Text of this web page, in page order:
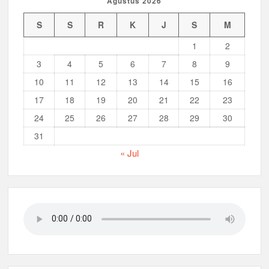
Musran X Kwarran Jabon Jadi Titik Awal Kebangkitan
Pramuka yang Lebih Inovatif dan Progresif
Peringanti Momentum Hardiknas, Kwarran Sedati Gelar Rapat
S S R K J S
M
1
2
3
4 5 6 7 8
9
10
11 12 13 14 15
16
17
18 19 20 21 22
23
24
25 26 27 28 29
30
31
« Jul